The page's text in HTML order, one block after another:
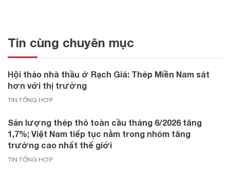
Tin cùng chuyên mục
Hội thảo nhà thầu ở Rạch Giá: Thép Miền Nam sát
hơn với thị trường
TIN TỔNG HỢP
Sản lượng thép thô toàn cầu tháng 6/2026 tăng
1,7%; Việt Nam tiếp tục nằm trong nhóm tăng
trưởng cao nhất thế giới
TIN TỔNG HỢP